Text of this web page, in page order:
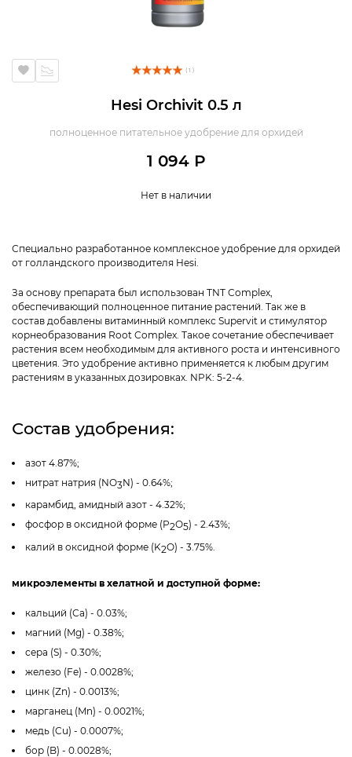
( 1 )
Hesi Orchivit 0.5 л
полноценное питательное удобрение для орхидей
1 094 Р
Нет в наличии
Специально разработанное комплексное удобрение для орхидей
от голландского производителя Hesi.
За основу препарата был использован TNT Complex,
обеспечивающий полноценное питание растений. Так же в
состав добавлены витаминный комплекс Supervit и стимулятор
корнеобразования Root Complex. Такое сочетание обеспечивает
растения всем необходимым для активного роста и интенсивного
цветения. Это удобрение активно применяется к любым другим
растениям в указанных дозировках. NPK: 5-2-4.
Состав удобрения:
азот 4.87%;
нитрат натрия (NO3N) - 0.64%;
карамбид, амидный азот - 4.32%;
фосфор в оксидной форме (P2O5) - 2.43%;
калий в оксидной форме (K2O) - 3.75%.
микроэлементы в хелатной и доступной форме:
кальций (Са) - 0.03%;
магний (Mg) - 0.38%;
сера (S) - 0.30%;
железо (Fe) - 0.0028%;
цинк (Zn) - 0.0013%;
марганец (Mn) - 0.0021%;
медь (Cu) - 0.0007%;
бор (B) - 0.0028%;